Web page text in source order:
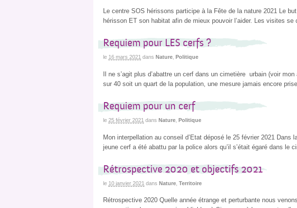
Le centre SOS hérissons participe à la Fête de la nature 2021 Le
hérisson ET son habitat afin de mieux pouvoir l’aider. Les visites se
Requiem pour LES cerfs ?
le 16 mars 2021 dans Nature Politique
Il ne s’agit plus d’abattre un cerf dans un cimetière urbain (voir
sur 40 soit un quart de la population, une mesure jamais encore
Requiem pour un cerf
le 25 février 2021 dans Nature Politique
Mon interpellation au conseil d’Etat déposé le 25 février 2021 Dans
jeune cerf a été abattu par la police alors qu’il s’était égaré dans le
Rétrospective 2020 et objectifs 2021
le 10 janvier 2021 dans Nature Territoire
Rétrospective 2020 Quelle année étrange et perturbante nous